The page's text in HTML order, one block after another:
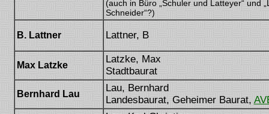
(auch in Büro „Schuler und Latteyer“ und
Schneider“?)
B. Lattner Lattner, B
Max Latzke
Latzke, Max
Stadtbaurat
Bernhard Lau
Lau, Bernhard
Landesbaurat, Geheimer Baurat,